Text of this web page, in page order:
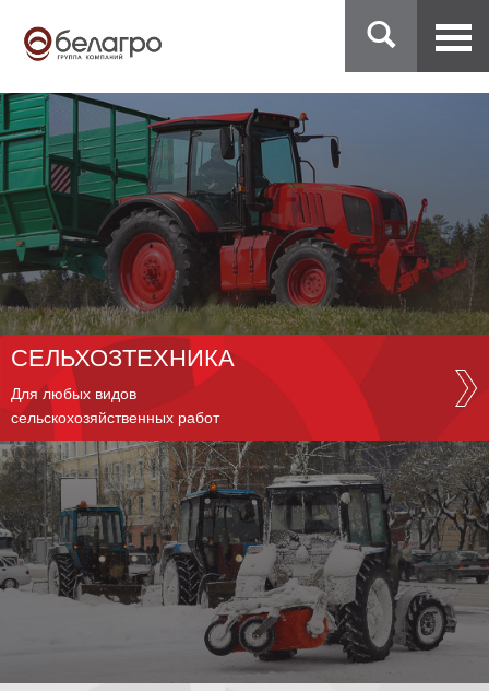
СЕЛЬХОЗТЕХНИКА
Для любых видов
сельскохозяйственных работ